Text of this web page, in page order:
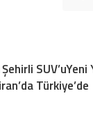
Türkiye’de